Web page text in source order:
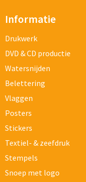
Informatie
Drukwerk
DVD & CD productie
Watersnijden
Belettering
Vlaggen
Posters
Stickers
Textiel- & zeefdruk
Stempels
Snoep met logo